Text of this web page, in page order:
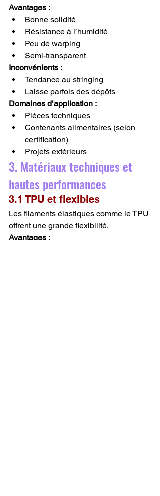
Avantages :
Bonne solidité
Résistance à l’humidité
Peu de warping
Semi-transparent
Inconvénients :
Tendance au stringing
Laisse parfois des dépôts
Domaines d’application :
Pièces techniques
Contenants alimentaires (selon
certification)
Projets extérieurs
3. Matériaux techniques et
hautes performances
3.1 TPU et flexibles
Les filaments élastiques comme le TPU
offrent une grande flexibilité.
Avantages :